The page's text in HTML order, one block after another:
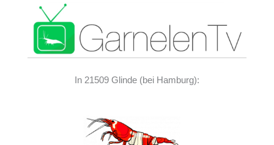
In 21509 Glinde (bei Hamburg):